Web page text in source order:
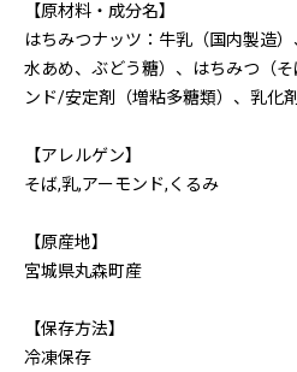
【原材料・成分名】
はちみつナッツ：牛乳（国内製造
水あめ、ぶどう糖）、はちみつ（
ンド/安定剤（増粘多糖類）、乳化
【アレルゲン】
そば,乳,アーモンド,くるみ
【原産地】
宮城県丸森町産
【保存方法】
冷凍保存